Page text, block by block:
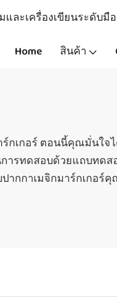
ะเครื่องเขียนระดับมื
Home สินค้า
เกอร์ ตอนนี้คุณมั่นใจ
รทดสอบด้วยแถบทดส
ากกาเมจิกมาร์กเกอ